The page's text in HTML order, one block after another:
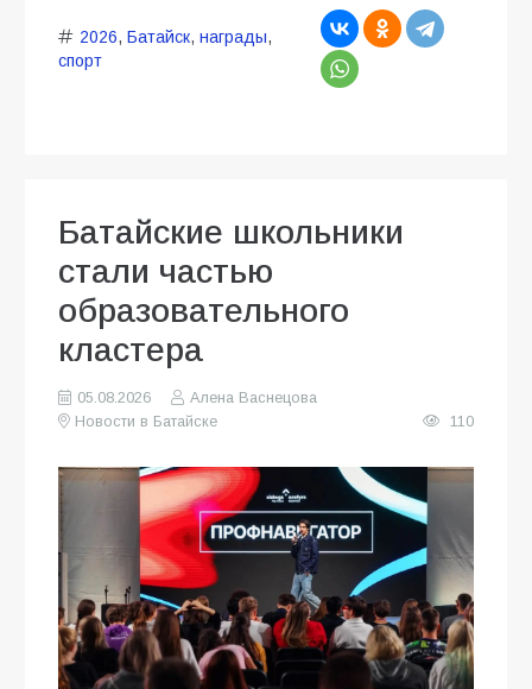
2026, Батайск, награды,
спорт
Батайские школьники
стали частью
образовательного
кластера
05.08.2026
Алена Васнецова
Новости в Батайске
110